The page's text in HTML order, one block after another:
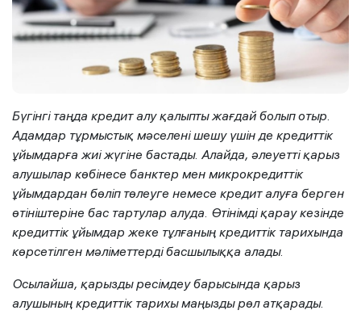
Бүгінгі таңда кредит алу қалыпты жағдай болып отыр.
Адамдар тұрмыстық мәселені шешу үшін де кредиттік
ұйымдарға жиі жүгіне бастады. Алайда, әлеуетті қарыз
алушылар көбінесе банктер мен микрокредиттік
ұйымдардан бөліп төлеуге немесе кредит алуға берген
өтініштеріне бас тартулар алуда. Өтінімді қарау кезінде
кредиттік ұйымдар жеке тұлғаның кредиттік тарихында
көрсетілген мәліметтерді басшылыққа алады.
Осылайша, қарызды ресімдеу барысында қарыз
алушының кредиттік тарихы маңызды рөл атқарады.